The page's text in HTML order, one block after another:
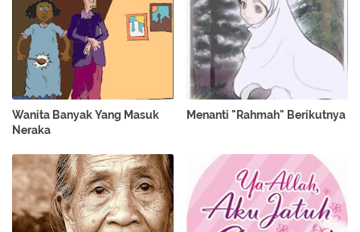
Wanita Banyak Yang Masuk
Neraka
Menanti "Rahmah" Berikutnya